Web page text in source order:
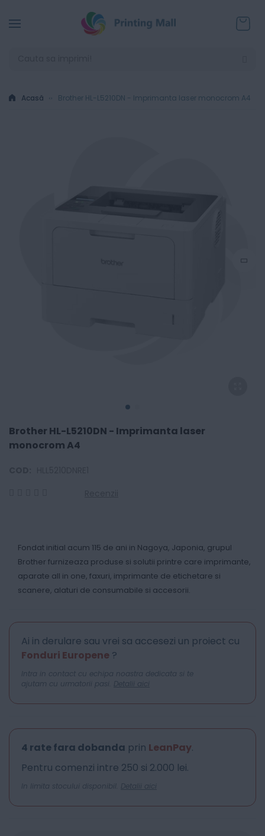
Acasă Brother HL-L5210DN - Imprimanta laser monocrom A4
Brother HL-L5210DN - Imprimanta laser
monocrom A4
Fondat initial acum 115 de ani in Nagoya, Japonia, grupul
Brother furnizeaza produse si solutii printre care imprimante,
aparate all in one, faxuri, imprimante de etichetare si
scanere, alaturi de consumabile si accesorii.
Ai in derulare sau vrei sa accesezi un proiect cu
Fonduri Europene ?
Intra in contact cu echipa noastra dedicata si te
ajutam cu urmatorii pasi. Detalii aici
4 rate fara dobanda prin LeanPay.
Pentru comenzi intre 250 si 2.000 lei.
In limita stocului disponibil. Detalii aici